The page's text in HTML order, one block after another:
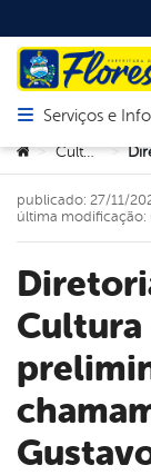
Abrir menu
Serviços e
Você está aqui:
> Cultura >
Diretoria Municipal de
publicado: 27/11/
última